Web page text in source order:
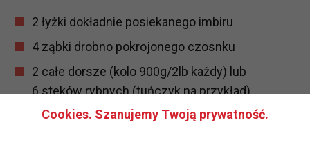
2 łyżki dokładnie posiekanego imbiru
4 ząbki drobno pokrojonego czosnku
2 całe dorsze (kolo 900g/2lb każdy) lub
6 steków rybnych (tuńczyk na przykład)
6 łyżek niskotłuszczowego jogurtu
Cookies. Szanujemy Twoją prywatność.